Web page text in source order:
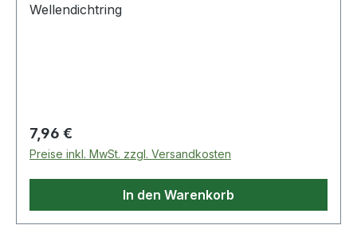
Wellendichtring
Regulärer Preis:
7,96 €
Preise inkl. MwSt. zzgl. Versandkosten
In den Warenkorb